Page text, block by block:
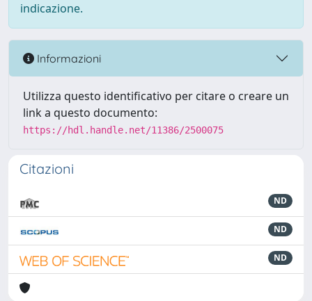
indicazione.
Informazioni
Utilizza questo identificativo per citare o creare un
link a questo documento:
https://hdl.handle.net/11386/2500075
Citazioni
ND
ND
ND